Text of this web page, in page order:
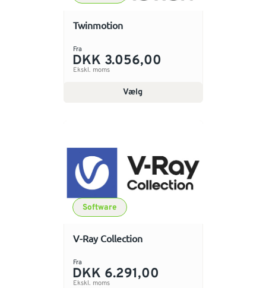
Twinmotion
Fra
DKK 3.056,00
Ekskl. moms
Vælg
Software
V-Ray Collection
Fra
DKK 6.291,00
Ekskl. moms